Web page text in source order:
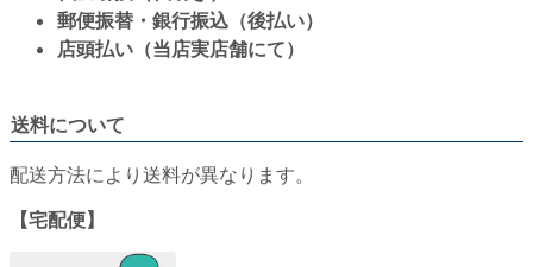
郵便振替・銀行振込（後払い）
店頭払い（当店実店舗にて）
送料について
配送方法により送料が異なります。
【宅配便】